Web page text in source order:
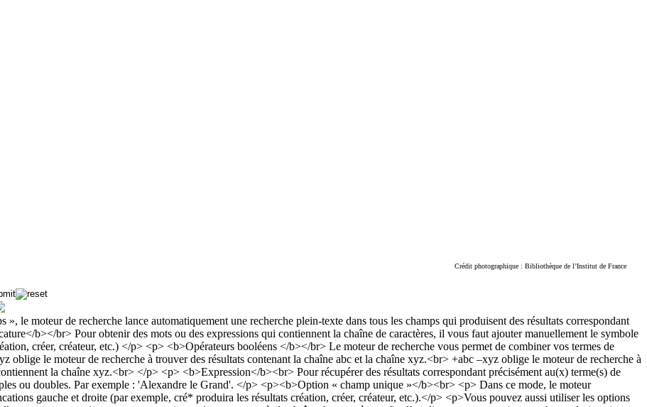
Crédit photographique : Bibliothèque de l’Institut de France